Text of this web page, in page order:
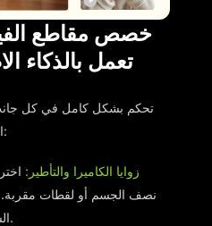
خصص مقاطع
تعمل بالذكاء
تحكم بشكل كامل في كل
الذي يعمل بالذكاء الاصطناعي:
زوايا الكاميرا والتأطير:
نصف الجسم أو لقطات مقربة.
السينمائية لتناسب مشهدك.